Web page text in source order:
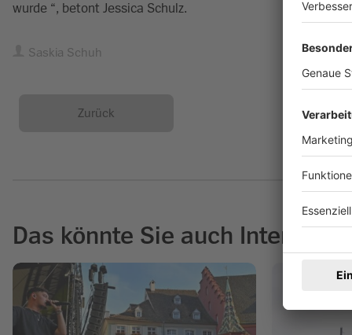
wurde “, betont Jessica Schulz.
Saskia Schuh
Zurück
Das könnte Sie auch